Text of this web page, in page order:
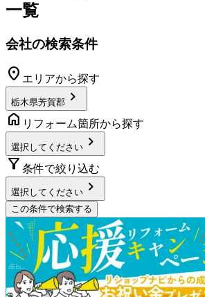
一覧
会社の検索条件
location_on エリアから探す
栃木県芳賀郡 chevron_right
home リフォーム箇所から探す
選択してください chevron_right
filter_alt 条件で絞り込む
選択してください chevron_right
この条件で検索する